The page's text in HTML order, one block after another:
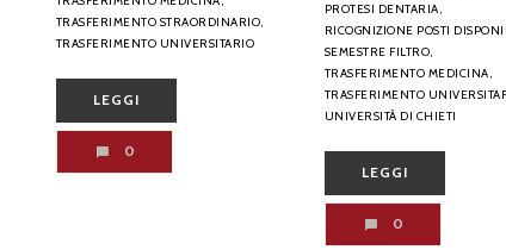
TRASFERIMENTO STRAORDINARIO,
TRASFERIMENTO UNIVERSITARIO
LEGGI
0
PROTESI DENTARIA,
RICOGNIZIONE POSTI
SEMESTRE FILTRO,
TRASFERIMENTO MEDICINA,
TRASFERIMENTO
UNIVERSITÀ DI CHIETI
LEGGI
0